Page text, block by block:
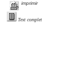
imprimir
Text complet